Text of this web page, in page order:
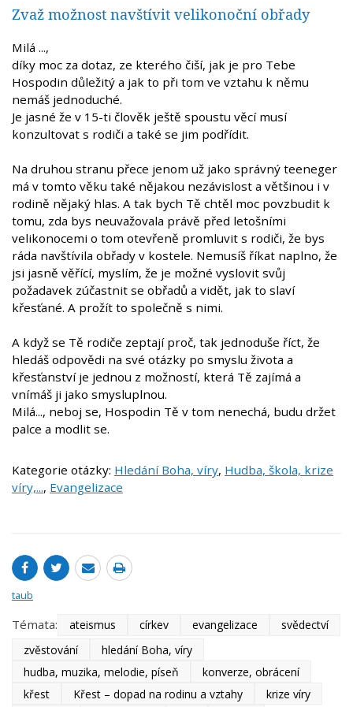
Zvaž možnost navštívit velikonoční obřady
Milá ...,
díky moc za dotaz, ze kterého čiší, jak je pro Tebe
Hospodin důležitý a jak to při tom ve vztahu k němu
nemáš jednoduché.
Je jasné že v 15-ti člověk ještě spoustu věcí musí
konzultovat s rodiči a také se jim podřídit.
Na druhou stranu přece jenom už jako správný teeneger
má v tomto věku také nějakou nezávislost a většinou i v
rodině nějaký hlas. A tak bych Tě chtěl moc povzbudit k
tomu, zda bys neuvažovala právě před letošními
velikonocemi o tom otevřeně promluvit s rodiči, že bys
ráda navštívila obřady v kostele. Nemusíš říkat naplno, že
jsi jasně věřící, myslím, že je možné vyslovit svůj
požadavek zúčastnit se obřadů a vidět, jak to slaví
křesťané. A prožít to společně s nimi.
A když se Tě rodiče zeptají proč, tak jednoduše říct, že
hledáš odpovědi na své otázky po smyslu života a
křesťanství je jednou z možností, která Tě zajímá a
vnímáš ji jako smysluplnou.
Milá..., neboj se, Hospodin Tě v tom nenechá, budu držet
palce a modlit se.
Kategorie otázky: Hledání Boha, víry, Hudba, škola, krize
víry,..., Evangelizace
taub
Témata: ateismus církev evangelizace
svědectví
zvěstování
hledání Boha, víry
hudba, muzika, melodie, píseň
konverze, obrácení
křest
Křest – dopad na rodinu a vztahy
krize víry